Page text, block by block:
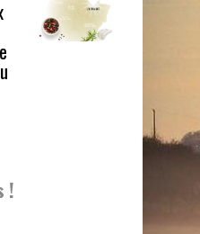
!